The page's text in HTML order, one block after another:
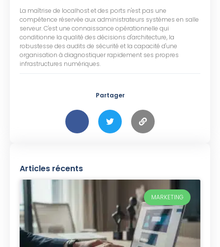
La maîtrise de localhost et des ports n'est pas une
compétence réservée aux administrateurs systèmes en salle
serveur. C'est une connaissance opérationnelle qui
conditionne la qualité des décisions d'architecture, la
robustesse des audits de sécurité et la capacité d'une
organisation à diagnostiquer rapidement ses propres
infrastructures numériques.
Partager
Articles récents
MARKETING